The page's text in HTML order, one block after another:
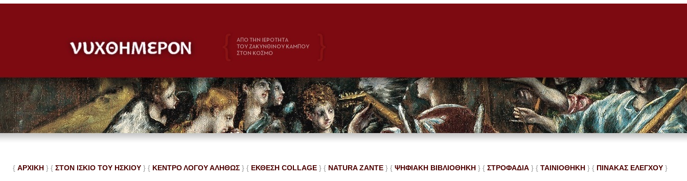
{ ΑΡΧΙΚΗ } { ΣΤΟΝ ΙΣΚΙΟ ΤΟΥ ΗΣΚΙΟΥ } { ΚΕΝΤΡΟ ΛΟΓΟΥ ΑΛΗΘΩΣ } { ΕΚΘΕΣΗ COLLAGE }{ NATURA ZANTE} { ΨΗΦΙΑΚΗ ΒΙΒΛΙΟΘΗΚΗ } { ΣΤΡΟΦΑΔΙΑ } { ΤΑΙΝΙΟΘΗΚΗ } { ΠΙΝΑΚΑΣ ΕΛΕΓΧΟΥ}